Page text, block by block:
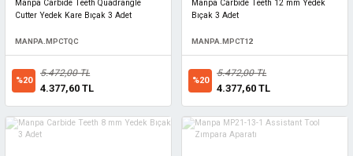
Manpa Carbide Teeth Quadrangle
Cutter Yedek Kare Bıçak 3 Adet
MANPA.MPCTQC
%20
5.472,00 TL
4.377,60 TL
Manpa Carbide Teeth 12 mm Yedek
Bıçak 3 Adet
MANPA.MPCT12
%20
5.472,00 TL
4.377,60 TL